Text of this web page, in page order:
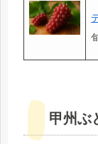
甲州ぶ